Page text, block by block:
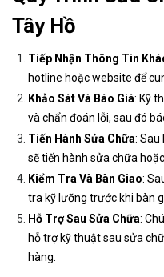
Tây Hồ
Tiếp Nhận Thông Tin
hotline hoặc website để
Khảo Sát Và Báo Giá: Kỹ
và chẩn đoán lỗi, sau đó
Tiến Hành Sửa Chữa: Sau
sẽ tiến hành sửa chữa
Kiểm Tra Và Bàn Giao:
tra kỹ lưỡng trước khi bàn
Hỗ Trợ Sau Sửa Chữa:
hỗ trợ kỹ thuật sau sửa
hàng.